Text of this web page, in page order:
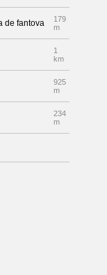
de fantova
179
m
1
km
925
m
234
m